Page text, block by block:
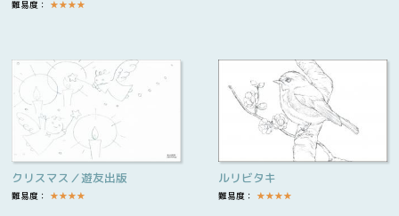
難易度： ★★★★
クリスマス／遊友出版
難易度： ★★★★
ルリビタキ
難易度： ★★★★